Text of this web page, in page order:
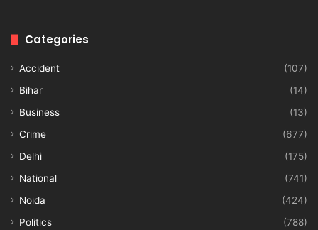
Categories
Accident
(107)
Bihar
(14)
Business
(13)
Crime
(677)
Delhi
(175)
National
(741)
Noida
(424)
Politics
(788)